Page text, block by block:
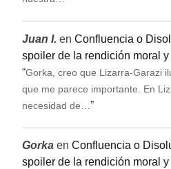
Juan I. en Confluencia o
spoiler de la rendición moral
“Gorka, creo que Lizarra-Garazi
que me parece importante. En
necesidad de… ”
Gorka en Confluencia o
spoiler de la rendición moral